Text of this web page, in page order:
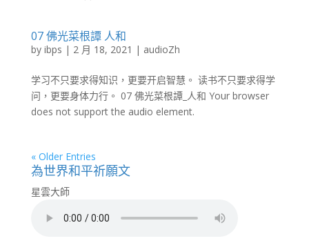
07 佛光菜根譚 人和
by ibps | 2 月 18, 2021 | audioZh
学习不只要求得知识，更要开启智慧。 读书不只要求得学
问，更要身体力行。 07 佛光菜根譚_人和 Your browser
does not support the audio element.
« Older Entries
為世界和平祈願文
星雲大師